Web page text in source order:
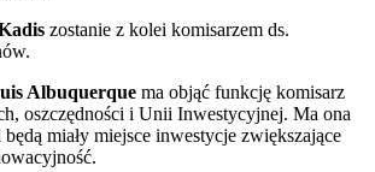
zostanie z kolei komisarzem ds.
Albuquerque ma objąć funkcję komisarz
oszczędności i Unii Inwestycyjnej. Ma ona
miały miejsce inwestycje zwiększające